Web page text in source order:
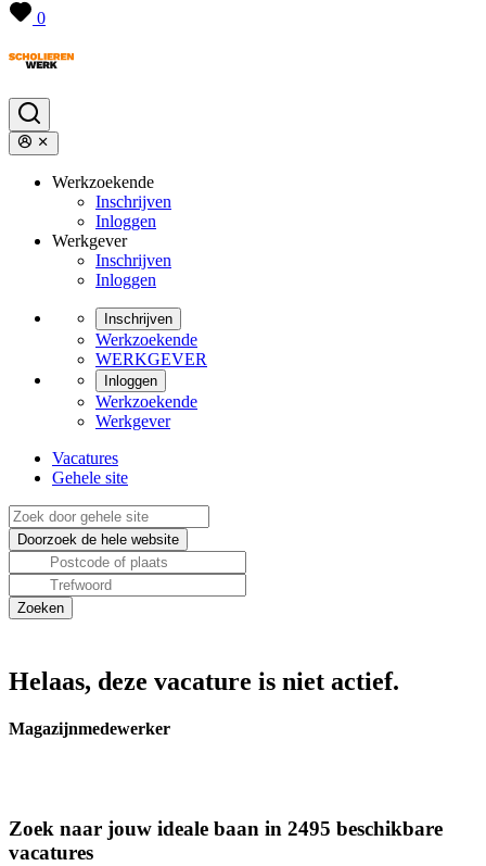
0
Werkzoekende
Inschrijven
Inloggen
Werkgever
Inschrijven
Inloggen
Inschrijven
Werkzoekende
WERKGEVER
Inloggen
Werkzoekende
Werkgever
Vacatures
Gehele site
Helaas, deze vacature is niet actief.
Magazijnmedewerker
Zoek naar jouw ideale baan in 2495 beschikbare
vacatures